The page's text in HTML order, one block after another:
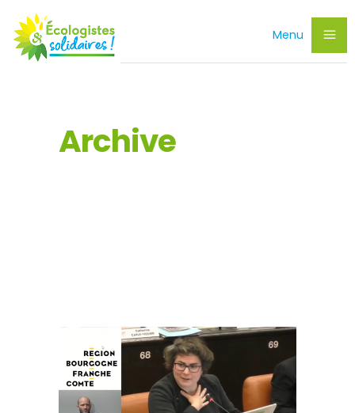
Menu
Archive